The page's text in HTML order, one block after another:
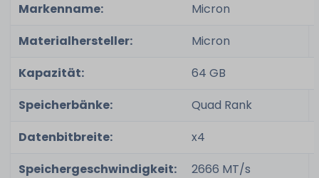
Markenname:
Micron
Materialhersteller:
Micron
Kapazität:
64 GB
Speicherbänke:
Quad Rank
Datenbitbreite:
x4
Speichergeschwindigkeit:
2666 MT/s